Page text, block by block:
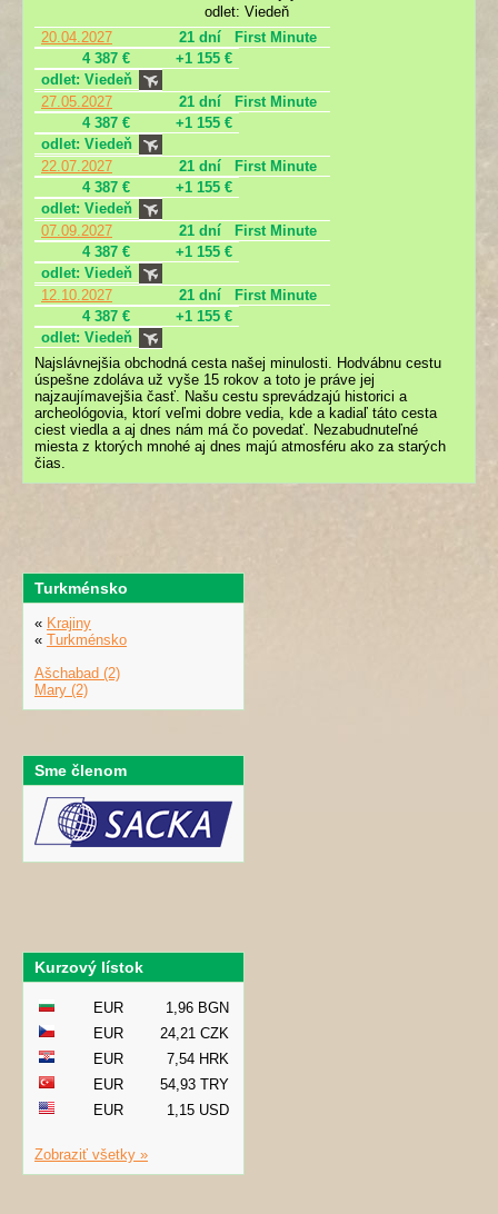
odlet: Viedeň
20.04.2027
21 dní
First Minute
4 387 €
+1 155 €
odlet: Viedeň
27.05.2027
21 dní
First Minute
4 387 €
+1 155 €
odlet: Viedeň
22.07.2027
21 dní
First Minute
4 387 €
+1 155 €
odlet: Viedeň
07.09.2027
21 dní
First Minute
4 387 €
+1 155 €
odlet: Viedeň
12.10.2027
21 dní
First Minute
4 387 €
+1 155 €
odlet: Viedeň
Najslávnejšia obchodná cesta našej minulosti. Hodvábnu cestu
úspešne zdoláva už vyše 15 rokov a toto je práve jej
najzaujímavejšia časť. Našu cestu sprevádzajú historici a
archeológovia, ktorí veľmi dobre vedia, kde a kadiaľ táto cesta
ciest viedla a aj dnes nám má čo povedať. Nezabudnuteľné
miesta z ktorých mnohé aj dnes majú atmosféru ako za starých
čias.
Turkménsko
« Krajiny
« Turkménsko
Ašchabad (2)
Mary (2)
Sme členom
Kurzový lístok
EUR
1,96 BGN
EUR
24,21 CZK
EUR
7,54 HRK
EUR
54,93 TRY
EUR
1,15 USD
Zobraziť všetky »